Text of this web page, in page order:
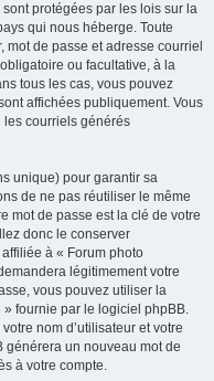
protégées par les lois sur la
qui nous héberge. Toute
mot de passe et adresse courriel
ou facultative, à la
tous les cas, vous pouvez
affichées publiquement. Vous
courriels générés
unique) pour garantir sa
de ne pas réutiliser le même
mot de passe est la clé de votre
donc le conserver
à « Forum photo
légitimement votre
vous pouvez utiliser la
» fournie par le logiciel phpBB.
nom d’utilisateur et votre
un nouveau mot de
à votre compte.